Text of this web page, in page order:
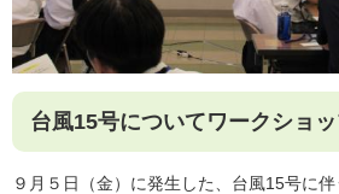
台風15号についてワークショ
９月５日（金）に発生した、台風15号に